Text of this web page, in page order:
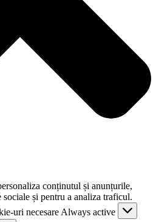
conținutul și anunțurile,
și pentru a analiza traficul.
uri necesare Always active